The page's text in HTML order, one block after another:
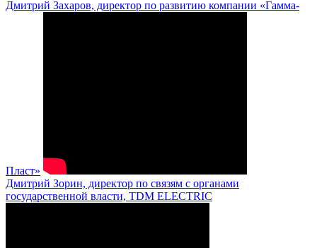
Дмитрий Захаров, директор по развитию компании «Гамма-
Пласт»
Дмитрий Зорин, директор по связям с органами
государственной власти, TDM ELECTRIC